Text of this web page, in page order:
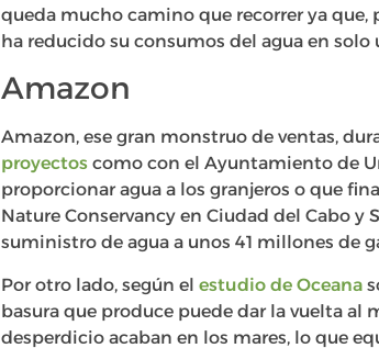
queda mucho camino que recorrer ya que,
ha reducido su consumos del agua en solo
Amazon
Amazon, ese gran monstruo de ventas,
proyectos como con el Ayuntamiento de
proporcionar agua a los granjeros o que
Nature Conservancy en Ciudad del Cabo y
suministro de agua a unos 41 millones de
Por otro lado, según el estudio de Oceana
basura que produce puede dar la vuelta al
desperdicio acaban en los mares, lo que